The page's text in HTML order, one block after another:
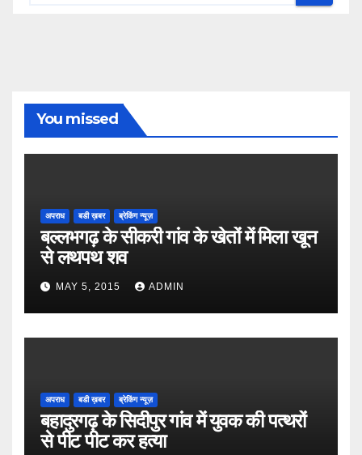
You missed
अपराध बडी ख़बर ब्रेकिंग न्यूज़
बल्लभगढ़ के सीकरी गांव के खेतों में मिला खून
से लथपथ शव
MAY 5, 2015 ADMIN
अपराध बडी ख़बर ब्रेकिंग न्यूज़
बहादुरगढ़ के सिदीपुर गांव में युवक की पत्थरों
से पीट पीट कर हत्या